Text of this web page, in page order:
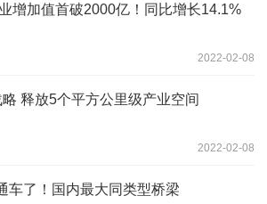
增加值首破2000亿！同比增长14.1%
2022-02-08
释放5个平方公里级产业空间
2022-02-08
车了！国内最大同类型桥梁